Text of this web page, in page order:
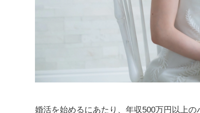
婚活を始めるにあたり、年収500万円以上